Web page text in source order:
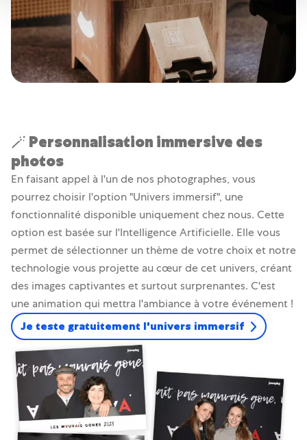
🪄 Personnalisation immersive des
photos
En faisant appel à l'un de nos photographes, vous
pourrez choisir l'option "Univers immersif", une
fonctionnalité disponible uniquement chez nous. Cette
option est basée sur l'Intelligence Artificielle. Elle vous
permet de sélectionner un thème de votre choix et notre
technologie vous projette au cœur de cet univers, créant
des images captivantes et surtout surprenantes. C'est
une animation qui mettra l'ambiance à votre événement !
Je teste gratuitement l'univers immersif